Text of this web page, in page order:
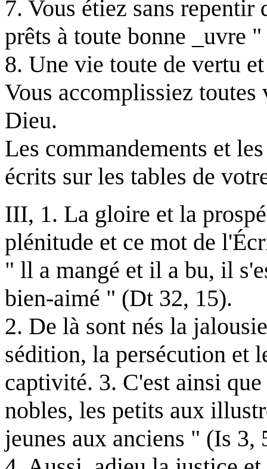
7. Vous étiez sans repentir
prêts à toute bonne _uvre
8. Une vie toute de vertu
Vous accomplissiez toutes
Dieu.
Les commandements et
écrits sur les tables de
III, 1. La gloire et la
plénitude et ce mot de
" ll a mangé et il a bu, il
bien-aimé " (Dt 32, 15).
2. De là sont nés la
sédition, la persécution et
captivité. 3. C'est ainsi
nobles, les petits aux
jeunes aux anciens " (Is 3,